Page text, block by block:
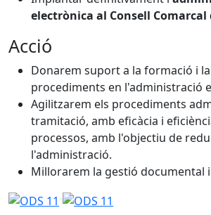
electrònica al Consell Comarcal
Acció
Donarem suport a la formació i
procediments en l'administració
Agilitzarem els procediments
tramitació, amb eficàcia i
processos, amb l'objectiu de
l'administració.
Millorarem la gestió documental